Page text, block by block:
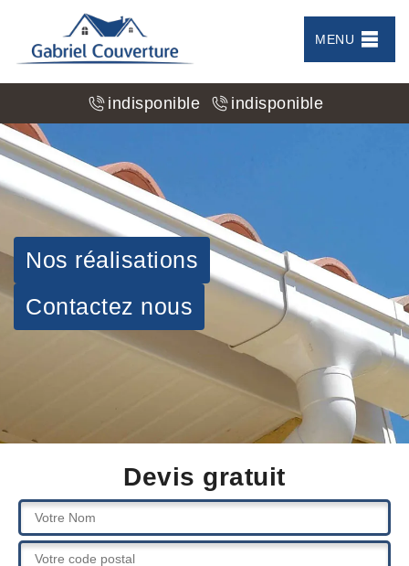
MENU
indisponible indisponible
Nos réalisations
Contactez nous
Devis gratuit